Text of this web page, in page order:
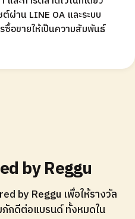
ผ่าน LINE OA และระบบ
ซื้อขายให้เป็นความสัมพันธ์
by Reggu
by Reggu เพื่อให้รางวัล
ภักดีต่อแบรนด์ ทั้งหมดใน